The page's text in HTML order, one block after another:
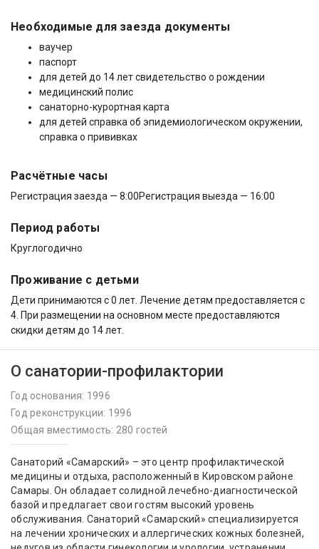
Необходимые для заезда документы
ваучер
паспорт
для детей до 14 лет свидетельство о рождении
медицинский полис
санаторно-курортная карта
для детей справка об эпидемиологическом окружении,
справка о прививках
Расчётные часы
Регистрация заезда — 8:00Регистрация выезда — 16:00
Период работы
Круглогодично
Проживание с детьми
Дети принимаются с 0 лет. Лечение детям предоставляется с
4. При размещении на основном месте предоставляются
скидки детям до 14 лет.
О санатории-профилактории
Год основания: 1996
Год реконструкции: 1996
Общая вместимость: 280 гостей
Санаторий «Самарский» – это центр профилактической
медицины и отдыха, расположенный в Кировском районе
Самары. Он обладает солидной лечебно-диагностической
базой и предлагает свои гостям высокий уровень
обслуживания. Санаторий «Самарский» специализируется
на лечении хронических и аллергических кожных болезней,